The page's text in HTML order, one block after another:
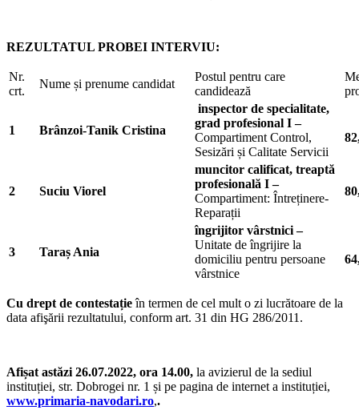
REZULTATUL PROBEI INTERVIU:
Nr.
crt.
Nume și prenume candidat
Postul pentru care
candidează
1 Brânzoi-Tanik Cristina
inspector de specialitate,
grad profesional I –
Compartiment Control,
Sesizări și Calitate Servicii
2 Suciu Viorel
muncitor calificat, treaptă
profesională I–
Compartiment: Întreținere-
Reparații
3 Taraș Ania
îngrijitor vârstnici –
Unitate de îngrijire la
domiciliu pentru persoane
vârstnice
Cu drept de contestațieîn termen de cel mult o zi lucrătoare de la
data afişării rezultatului, conform art. 31 din HG 286/2011.
Afișat astăzi 26.07.2022, ora 14.00, la avizierul de la sediul
instituției, str. Dobrogei nr. 1 și pe pagina de internet a instituției,
www.primaria-navodari.ro,.